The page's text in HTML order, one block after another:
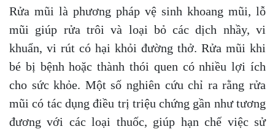
Rửa mũi là phương pháp vệ sinh khoang mũi, lỗ
mũi giúp rửa trôi và loại bỏ các dịch nhầy, vi
khuẩn, vi rút có hại khỏi đường thở. Rửa mũi khi
bé bị bệnh hoặc thành thói quen có nhiều lợi ích
cho sức khỏe. Một số nghiên cứu chỉ ra rằng rửa
mũi có tác dụng điều trị triệu chứng gần như tương
đương với các loại thuốc, giúp hạn chế việc sử